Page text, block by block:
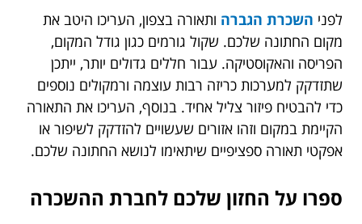
לפני השכרת הגברה ותאורה בצפון, העריכו היטב את
מקום החתונה שלכם. שקול גורמים כגון גודל המקום,
הפריסה והאקוסטיקה. עבור חללים גדולים יותר, ייתכן
שתזדקק למערכות כריזה רבות עוצמה ורמקולים נוספים
כדי להבטיח פיזור צליל אחיד. בנוסף, העריכו את התאורה
הקיימת במקום וזהו אזורים שעשויים להזדקק לשיפור או
אפקטי תאורה ספציפיים שיתאימו לנושא החתונה שלכם.
ספרו על החזון שלכם לחברת ההשכרה